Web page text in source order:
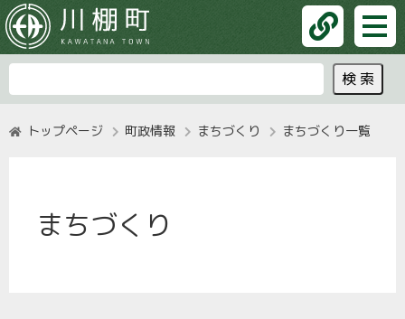
トップページ 町政情報 まちづくり まちづくり一覧
まちづくり